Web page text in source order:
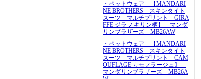
・ペットウェア 【MANDARI
NE BROTHERS スキンタイト
スーツ マルチプリント GIRA
FFE ジラフ キリン柄】 マンダ
リンブラザーズ MB26AW
・ペットウェア 【MANDARI
NE BROTHERS スキンタイト
スーツ マルチプリント CAM
OUFLAGE カモフラージュ】
マンダリンブラザーズ MB26A